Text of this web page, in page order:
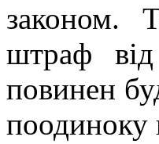
законом.
штраф
повинен
поодиноку